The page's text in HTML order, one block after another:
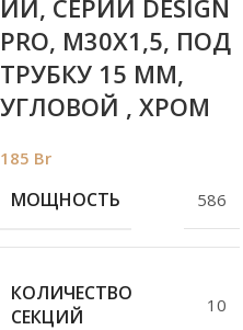
ИЙ, СЕРИИ DESIGN
PRO, М30Х1,5, ПОД
ТРУБКУ 15 ММ,
УГЛОВОЙ , ХРОМ
185 Br
МОЩНОСТЬ 586
КОЛИЧЕСТВО
СЕКЦИЙ
10